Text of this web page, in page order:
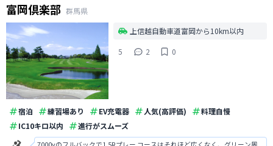
富岡倶楽部 群馬県
上信越自動車道富岡から10km以内
5
2 0
宿泊 練習場あり EV充電器 人気(高評価)
料理自慢
IC10キロ以内
進行がスムーズ